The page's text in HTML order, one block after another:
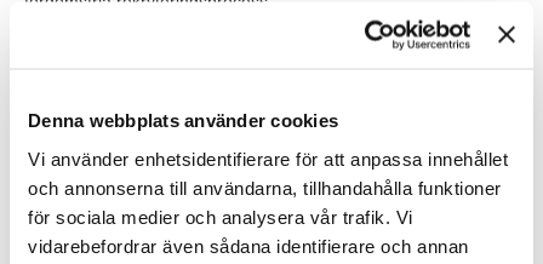
Denna webbplats använder cookies
Vi använder enhetsidentifierare för att anpassa innehållet
och annonserna till användarna, tillhandahålla funktioner
för sociala medier och analysera vår trafik. Vi
vidarebefordrar även sådana identifierare och annan
– Ja, jag gillar att TNG har sina värderingar på plats, att det är
Vill du anlita Therese eller veta mer om våra andra
HR-
på TNG Interim? Hör av dig idag! Om du är sugen
på att själv bli en del av vårt konsultnätverk så tveka inte
att kontakta oss eller göra enspontanansökan
arbetar aktivt med att tipsa dig om kommandelediga